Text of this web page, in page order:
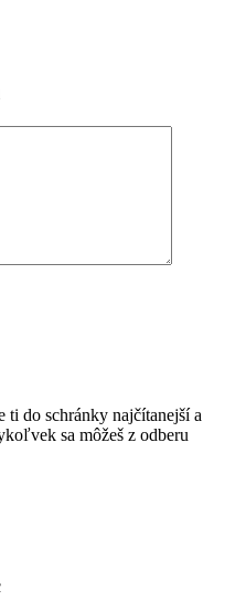
ti do schránky najčítanejší a
sa môžeš z odberu